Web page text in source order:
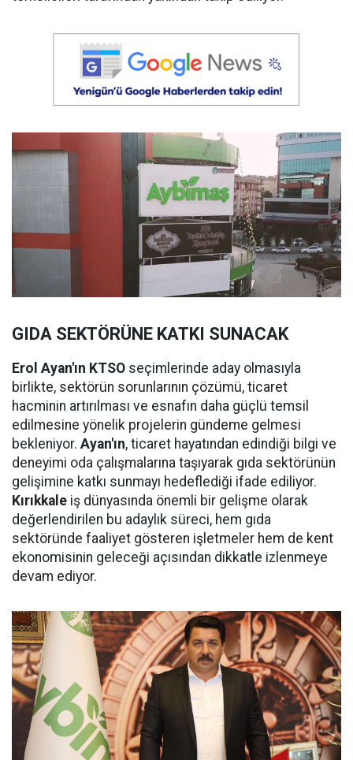
GIDA SEKTÖRÜNE KATKI SUNACAK
Erol Ayan'ın KTSO seçimlerinde aday olmasıyla
birlikte, sektörün sorunlarının çözümü, ticaret
hacminin artırılması ve esnafın daha güçlü temsil
edilmesine yönelik projelerin gündeme gelmesi
bekleniyor. Ayan'ın, ticaret hayatından edindiği bilgi ve
deneyimi oda çalışmalarına taşıyarak gıda sektörünün
gelişimine katkı sunmayı hedeflediği ifade ediliyor.
Kırıkkale iş dünyasında önemli bir gelişme olarak
değerlendirilen bu adaylık süreci, hem gıda
sektöründe faaliyet gösteren işletmeler hem de kent
ekonomisinin geleceği açısından dikkatle izlenmeye
devam ediyor.